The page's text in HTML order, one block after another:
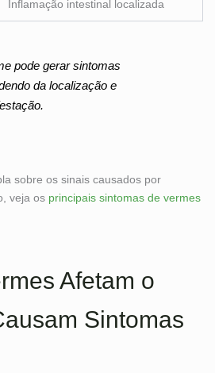
Inflamação intestinal localizada
pode gerar sintomas
da localização e
sobre os sinais causados por
veja os principais sintomas de vermes
Afetam o
Sintomas